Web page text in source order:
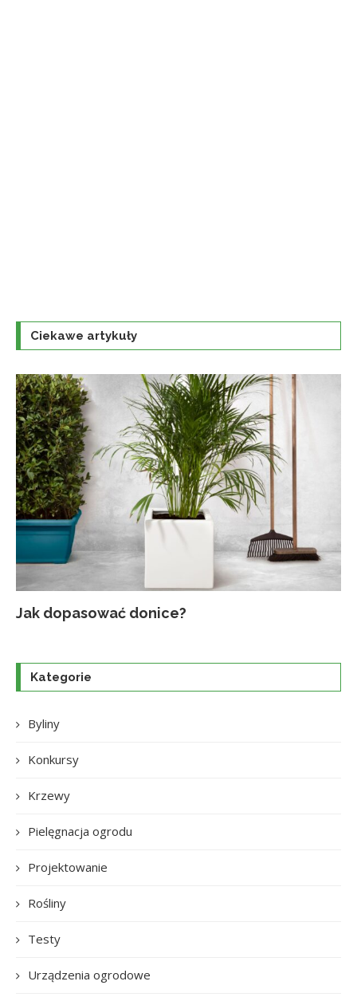
Ciekawe artykuły
Jak dopasować donice?
Kategorie
Byliny
Konkursy
Krzewy
Pielęgnacja ogrodu
Projektowanie
Rośliny
Testy
Urządzenia ogrodowe